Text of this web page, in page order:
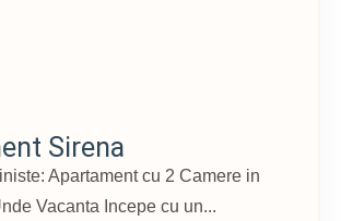
Sirena
Apartament cu 2 Camere in
Vacanta Incepe cu un...